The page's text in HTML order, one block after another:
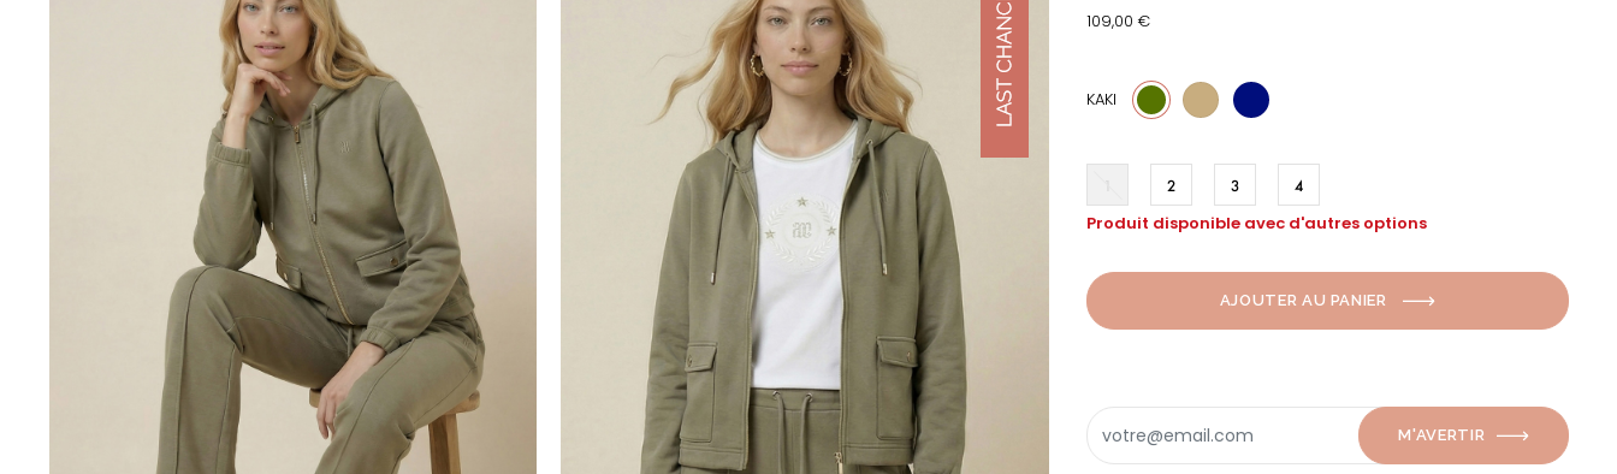
109,00 €
KAKI 5 18
2 3 4
Produit disponible avec d'autres options
AJOUTER AU PANIER
M'AVERTIR